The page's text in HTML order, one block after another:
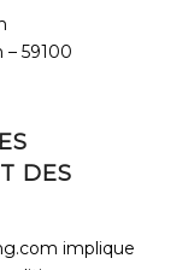
59100
DES
implique